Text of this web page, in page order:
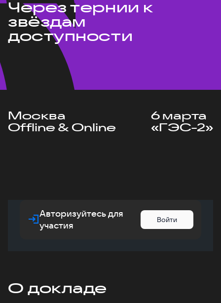
Через тернии к
звёздам
доступности
Москва
Offline & Online
6 марта
«ГЭС-2»
Авторизуйтесь для
участия
Войти
О докладе